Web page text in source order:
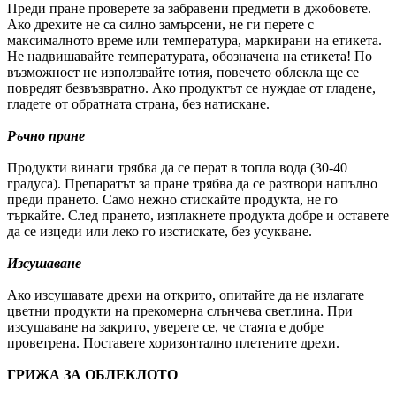
Преди пране проверете за забравени предмети в джобовете.
Ако дрехите не са силно замърсени, не ги перете с
максималното време или температура, маркирани на етикета.
Не надвишавайте температурата, обозначена на етикета! По
възможност не използвайте ютия, повечето облекла ще се
повредят безвъзвратно. Ако продуктът се нуждае от гладене,
гладете от обратната страна, без натискане.
Ръчно пране
Продукти винаги трябва да се перат в топла вода (30-40
градуса). Препаратът за пране трябва да се разтвори напълно
преди прането. Само нежно стискайте продукта, не го
търкайте. След прането, изплакнете продукта добре и оставете
да се изцеди или леко го изстискате, без усукване.
Изсушаване
Ако изсушавате дрехи на открито, опитайте да не излагате
цветни продукти на прекомерна слънчева светлина. При
изсушаване на закрито, уверете се, че стаята е добре
проветрена. Поставете хоризонтално плетените дрехи.
ГРИЖА ЗА ОБЛЕКЛОТО